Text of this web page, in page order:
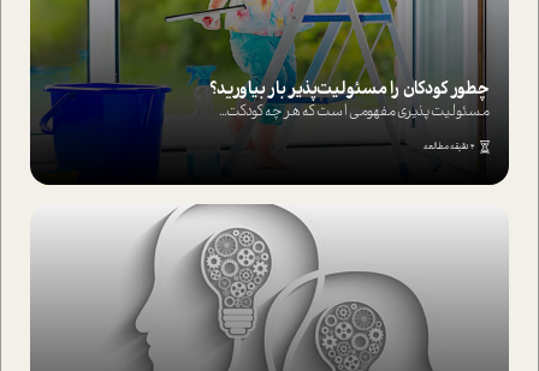
چطور کودکان را مسئولیت‌پذیر بار بیاورید؟
مسئولیت پذیری مفهومی ا ست که هر چه کودکت...
4 دقیقه مطالعه